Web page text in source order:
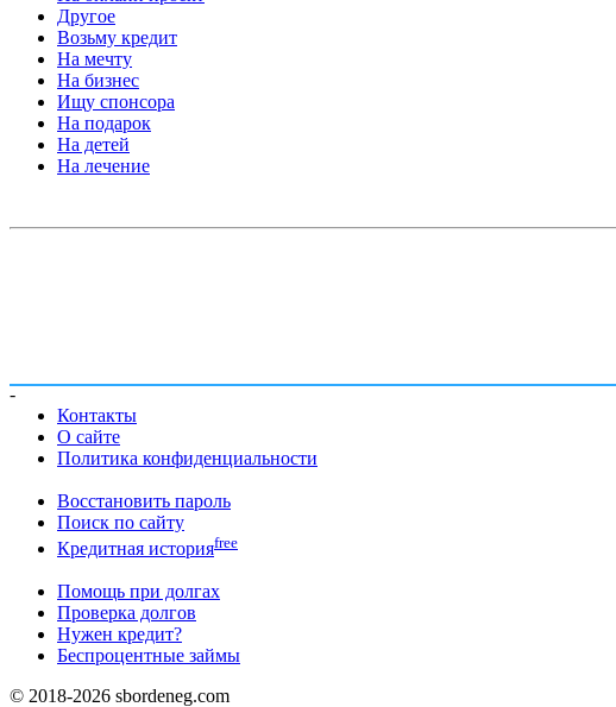
Другое
Возьму кредит
На мечту
На бизнес
Ищу спонсора
На подарок
На детей
На лечение
-
Контакты
О сайте
Политика конфиденциальности
Восстановить пароль
Поиск по сайту
Кредитная историяfree
Помощь при долгах
Проверка долгов
Нужен кредит?
Беспроцентные займы
© 2018-2026 sbordeneg.com